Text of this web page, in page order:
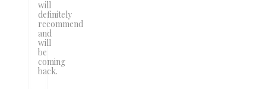
will
definitely
recommend
and
will
be
coming
back.